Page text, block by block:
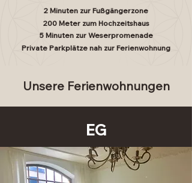
2 Minuten zur Fußgängerzone
200 Meter zum Hochzeitshaus
5 Minuten zur Weserpromenade
Private Parkplätze nah zur Ferienwohnung
Unsere Ferienwohnungen
EG